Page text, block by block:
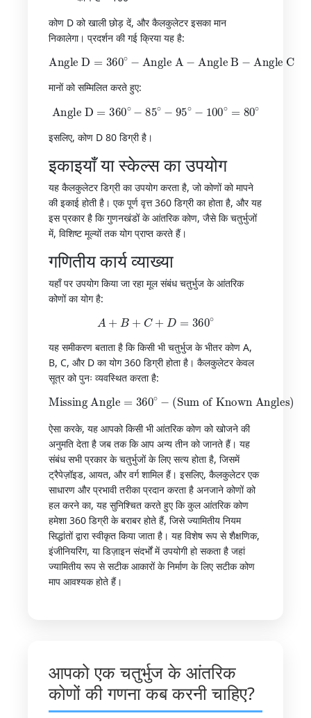
कोण D को खाली छोड़ दें, और कैलकुलेटर इसका मान
निकालेगा। प्रदर्शन की गई क्रिया यह है:
Angle D =360∘− Angle A − Angle B−
Angle C
मानों को सम्मिलित करते हुए:
Angle D 360∘ 85∘ 95∘− 100∘= 80∘
इसलिए, कोण D 80 डिग्री है।
इकाइयाँ या स्केल्स का उपयोग
यह कैलकुलेटर डिग्री का उपयोग करता है, जो कोणों को मापने
की इकाई होती है। एक पूर्ण वृत्त 360 डिग्री का होता है, और यह
इस प्रकार है कि गुणनखंडों के आंतरिक कोण, जैसे कि चतुर्भुजों
में, विशिष्ट मूल्यों तक योग प्राप्त करते हैं।
गणितीय कार्य व्याख्या
यहाँ पर उपयोग किया जा रहा मूल संबंध चतुर्भुज के आंतरिक
कोणों का योग है:
A +B + C+ D =360 ∘
यह समीकरण बताता है कि किसी भी चतुर्भुज के भीतर कोण A,
B, C, और D का योग 360 डिग्री होता है। कैलकुलेटर केवल
सूत्र को पुनः व्यवस्थित करता है:
Missing Angle=360 (
Sum of Known Angles )
ऐसा करके, यह आपको किसी भी आंतरिक कोण को खोजने की
अनुमति देता है जब तक कि आप अन्य तीन को जानते हैं। यह
संबंध सभी प्रकार के चतुर्भुजों के लिए सत्य होता है, जिसमें
ट्रैपेज़ॉइड, आयत, और वर्ग शामिल हैं। इसलिए, कैलकुलेटर एक
साधारण और प्रभावी तरीका प्रदान करता है अनजाने कोणों को
हल करने का, यह सुनिश्चित करते हुए कि कुल आंतरिक कोण
हमेशा 360 डिग्री के बराबर होते हैं, जिसे ज्यामितीय नियम
सिद्धांतों द्वारा स्वीकृत किया जाता है। यह विशेष रूप से शैक्षणिक,
इंजीनियरिंग, या डिज़ाइन संदर्भों में उपयोगी हो सकता है जहां
ज्यामितीय रूप से सटीक आकारों के निर्माण के लिए सटीक कोण
माप आवश्यक होते हैं।
आपको एक चतुर्भुज के आंतरिक
कोणों की गणना कब करनी चाहिए?